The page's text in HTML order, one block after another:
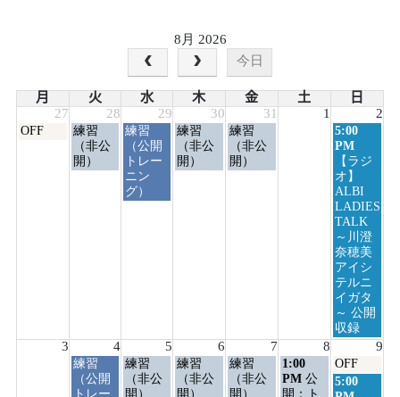
8月 2026
今日
月 火 水 木 金 土
日
27
28 29 30 31 1 2
月
OFF
火
曜
日,
練習
（非公
開）
水
曜
日,
7
月
練習
（公開
トレー
ニン
グ）
木
曜
日,
練習
（非公
開）
金
曜
日,
練習
（非公
開）
日
曜
日,
8
月
2nd
2026
5:00
PM
【ラジ
オ】
ALBI
LADIES
TALK
～川澄
奈穂美
アイシ
テルニ
イガタ
～ 公開
収録
3 4 5 6 7 8 9
火
曜
日,
練習
（公開
トレー
水
曜
日,
練習
（非公
開）
木
曜
日,
練習
（非公
開）
金
曜
日,
練習
（非公
開）
土
曜
日,
1:00
PM 公
開：ト
日
曜
日,
OFF
日
5:00